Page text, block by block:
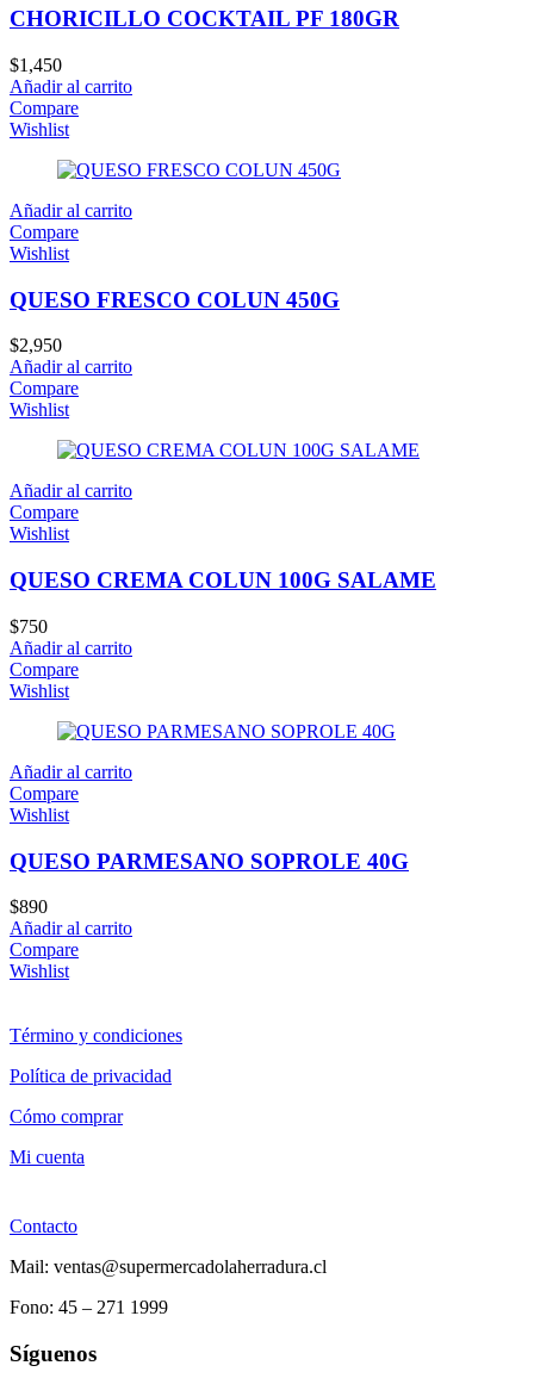
CHORICILLO COCKTAIL PF 180GR
$1,450
Añadir al carrito
Compare
Wishlist
Añadir al carrito
Compare
Wishlist
QUESO FRESCO COLUN 450G
$2,950
Añadir al carrito
Compare
Wishlist
Añadir al carrito
Compare
Wishlist
QUESO CREMA COLUN 100G SALAME
$750
Añadir al carrito
Compare
Wishlist
Añadir al carrito
Compare
Wishlist
QUESO PARMESANO SOPROLE 40G
$890
Añadir al carrito
Compare
Wishlist
Término y condiciones
Política de privacidad
Cómo comprar
Mi cuenta
Contacto
Mail: ventas@supermercadolaherradura.cl
Fono: 45 – 271 1999
Síguenos